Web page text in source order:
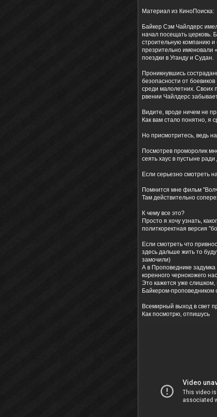
Материал из КиноПоиска:
Байкер Сэм Чайлдерс
начал посещать церковь.
строительную компанию и
презрительно именовали
поездки в Уганду и Судан.
Проникнувшись
безопасности от
среди малолетних. Своих
рвении Чайлдерс
Видите, вроде ничем не
Как вам стало понятно, я
Но присмотритесь, ведь
Посмотрев проморолик
сеять хаус в пустыне
Если серьезно смотреть
Помнится мне фильм
Там действительно
К чему все это?
Просто я хочу узнать,
политкоректная версия
Если смотреть что
здесь дальше жить то
замочили)
А в Проповеднике
коренного чернокожего
Это кажется уже слишком,
Байкером-проповедником
Всемирный выход в свет
Как посмотрю, отпишусь